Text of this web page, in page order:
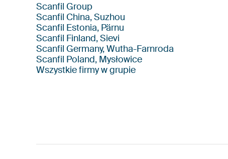
Scanfil Group
Scanfil China, Suzhou
Scanfil Estonia, Pärnu
Scanfil Finland, Sievi
Scanfil Germany, Wutha-Farnroda
Scanfil Poland, Mysłowice
Wszystkie firmy w grupie